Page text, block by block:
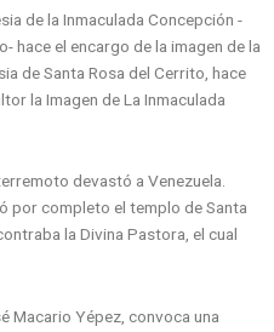
de la Inmaculada Concepción -
hace el encargo de la imagen de la
de Santa Rosa del Cerrito, hace
la Imagen de La Inmaculada
devastó a Venezuela.
por completo el templo de Santa
la Divina Pastora, el cual
Macario Yépez, convoca una